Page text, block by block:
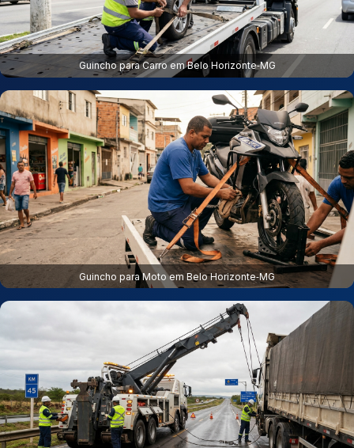
Guincho para Carro em Belo Horizonte‑MG
Guincho para Moto em Belo Horizonte‑MG